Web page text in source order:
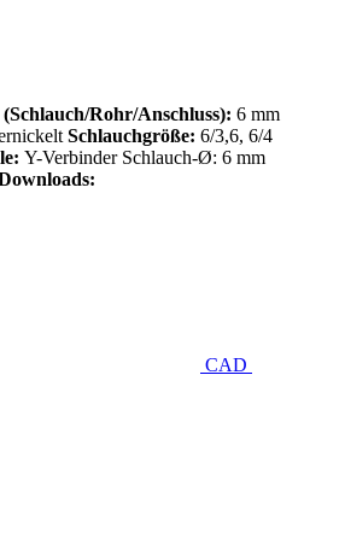
Rohr/Anschluss): 6 mm
Schlauchgröße: 6/3,6, 6/4
Y-Verbinder Schlauch-Ø: 6 mm
CAD